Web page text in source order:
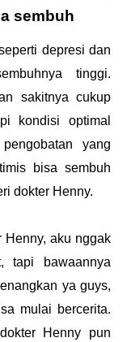
sembuh
depresi dan
tinggi.
sakitnya cukup
kondisi optimal
yang
bisa sembuh
dokter Henny.
Henny, aku nggak
tapi bawaannya
ya guys,
mulai bercerita.
Henny pun